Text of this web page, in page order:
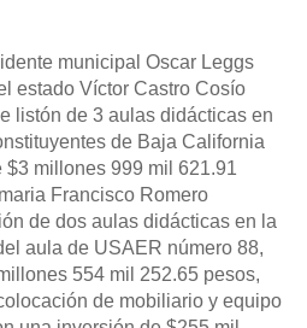
municipal Oscar Leggs
estado Víctor Castro Cosío
listón de 3 aulas didácticas en
de Baja California
$3 millones 999 mil 621.91
Francisco Romero
de dos aulas didácticas en la
aula de USAER número 88,
554 mil 252.65 pesos,
de mobiliario y equipo